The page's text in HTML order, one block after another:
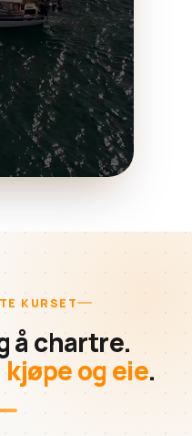
KURSET
å chartre.
kjøpe og eie.